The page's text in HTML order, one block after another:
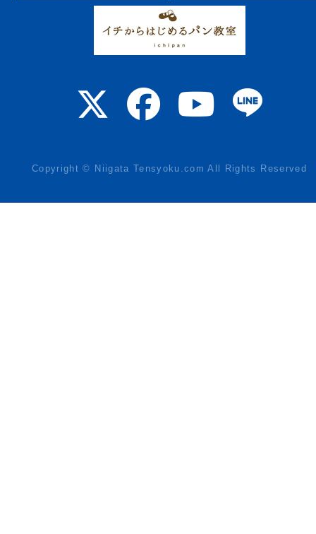
Copyright © Niigata Tensyoku.com All Rights Reserved